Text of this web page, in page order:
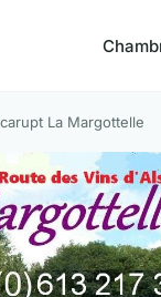
La Margottelle